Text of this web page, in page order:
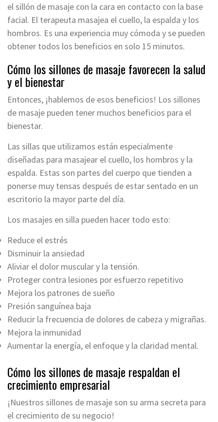
el sillón de masaje con la cara en contacto con la base
facial. El terapeuta masajea el cuello, la espalda y los
hombros. Es una experiencia muy cómoda y se pueden
obtener todos los beneficios en solo 15 minutos.
Cómo los sillones de masaje favorecen la salud
y el bienestar
Entonces, ¡hablemos de esos beneficios! Los sillones
de masaje pueden tener muchos beneficios para el
bienestar.
Las sillas que utilizamos están especialmente
diseñadas para masajear el cuello, los hombros y la
espalda. Estas son partes del cuerpo que tienden a
ponerse muy tensas después de estar sentado en un
escritorio la mayor parte del día.
Los masajes en silla pueden hacer todo esto:
Reduce el estrés
Disminuir la ansiedad
Aliviar el dolor muscular y la tensión.
Proteger contra lesiones por esfuerzo repetitivo
Mejora los patrones de sueño
Presión sanguínea baja
Reducir la frecuencia de dolores de cabeza y migrañas.
Mejora la inmunidad
Aumentar la energía, el enfoque y la claridad mental.
Cómo los sillones de masaje respaldan el
crecimiento empresarial
¡Nuestros sillones de masaje son su arma secreta para
el crecimiento de su negocio!